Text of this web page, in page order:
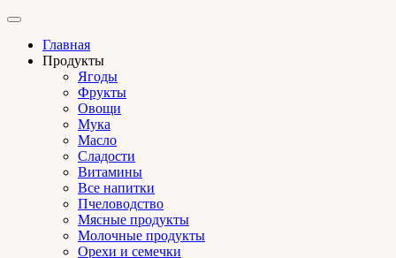
Главная
Продукты
Ягоды
Фрукты
Овощи
Мука
Масло
Сладости
Витамины
Все напитки
Пчеловодство
Мясные продукты
Молочные продукты
Орехи и семечки